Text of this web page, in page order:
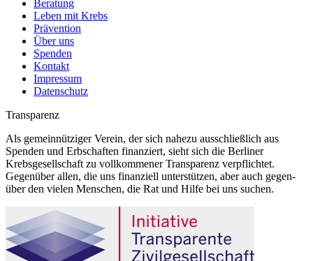
Beratung
Leben mit Krebs
Prävention
Über uns
Spenden
Kontakt
Impressum
Datenschutz
Transparenz
Als gemeinnütziger Verein, der sich nahezu ausschließlich aus
Spenden und Erbschaften finanziert, sieht sich die Berliner
Krebsgesellschaft zu vollkommener Transparenz verpflichtet.
Gegenüber allen, die uns finanziell unterstützen, aber auch gegen-
über den vielen Menschen, die Rat und Hilfe bei uns suchen.